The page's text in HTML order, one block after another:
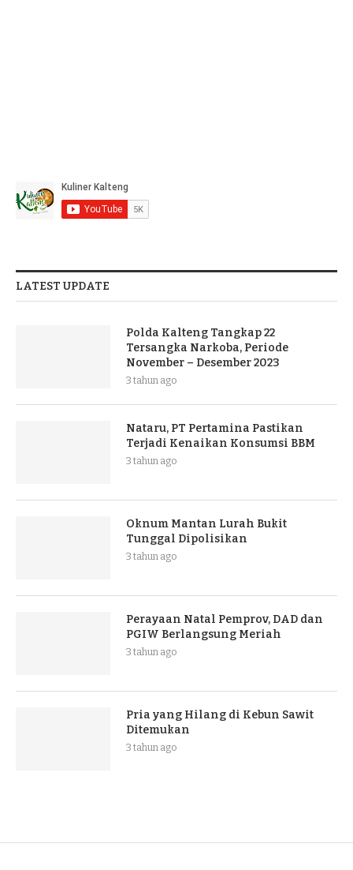
LATEST UPDATE
Polda Kalteng Tangkap 22
Tersangka Narkoba, Periode
November – Desember 2023
3 tahun ago
Nataru, PT Pertamina Pastikan
Terjadi Kenaikan Konsumsi BBM
3 tahun ago
Oknum Mantan Lurah Bukit
Tunggal Dipolisikan
3 tahun ago
Perayaan Natal Pemprov, DAD dan
PGIW Berlangsung Meriah
3 tahun ago
Pria yang Hilang di Kebun Sawit
Ditemukan
3 tahun ago